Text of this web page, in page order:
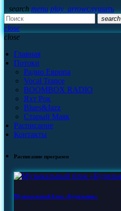
search menu play_arrowслушать
search
close
close
Главная
Потоки
Радио Европа
Vocal Trance
BOOMBOX RADIO
Яхт Рок
Blues&Jazz
Старый Маяк
Расписание
Контакты
Расписание программ
Музыкальный блок «Будильник»